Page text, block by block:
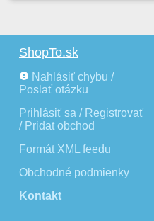
ShopTo.sk
Nahlásiť chybu /
Poslať otázku
Prihlásiť sa / Registrovať
/ Pridat obchod
Formát XML feedu
Obchodné podmienky
Kontakt